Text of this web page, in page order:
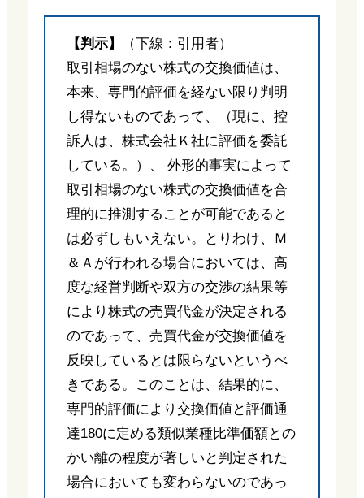
【判示】
（下線：引用者）
取引相場のない株式の交換価値は、
本来、専門的評価を経ない限り判明
し得ないものであって、（現に、控
訴人は、株式会社Ｋ社に評価を委託
している。）、 外形的事実によって
取引相場のない株式の交換価値を合
理的に推測することが可能であると
は必ずしもいえない。とりわけ、Ｍ
＆Ａが行われる場合においては、高
度な経営判断や双方の交渉の結果等
により株式の売買代金が決定される
のであって、売買代金が交換価値を
反映しているとは限らないというべ
きである。このことは、結果的に、
専門的評価により交換価値と評価通
達180に定める類似業種比準価額との
かい離の程度が著しいと判定された
場合においても変わらないのであっ